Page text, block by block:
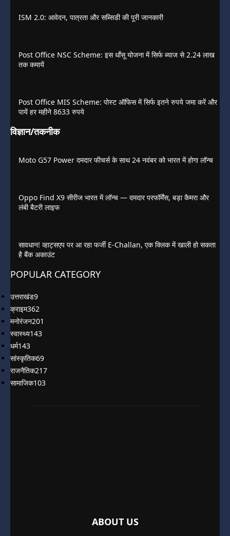
ISM 2.0: आवेदन, पात्रता और सब्सिडी की पूरी जानकारी
Post Office NSC Scheme: इस धाँसू योजना में सिर्फ ब्याज से 2.24 लाख
तक कमायें
Post Office MIS Scheme: पोस्ट ऑफिस में सिर्फ इतने रुपये जमा करें और
पायें हर महीने 8633 रुपये
विज्ञान/तकनीक
Moto G57 Power दमदार फीचर्स के साथ 24 नवंबर को भारत में होगा लॉन्च
Oppo Find X9 सीरीज भारत में लॉन्च — दमदार परफॉर्मेंस, बड़ा कैमरा और
लंबी बैटरी लाइफ
सावधान! व्हाट्सएप पर आ रहा फर्जी E-Challan, एक क्लिक में खाली हो सकता
है बैंक अकाउंट
POPULAR CATEGORY
उत्तराखंड9
क्राइम362
मनोरंजन201
स्वास्थ्य143
धर्म143
सांस्कृतिक69
राजनैतिक217
सामाजिक103
ABOUT US